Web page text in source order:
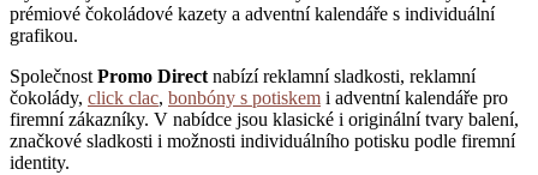
prémiové čokoládové kazety a adventní kalendáře s individuální
grafikou.
Společnost Promo Direct nabízí reklamní sladkosti, reklamní
čokolády, click clac, bonbóny s potiskem i adventní kalendáře pro
firemní zákazníky. V nabídce jsou klasické i originální tvary balení,
značkové sladkosti i možnosti individuálního potisku podle firemní
identity.